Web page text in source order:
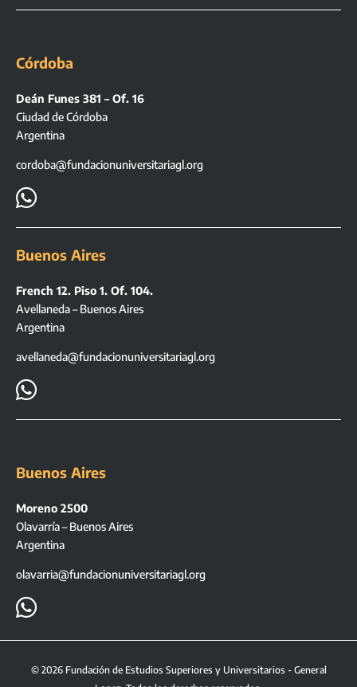
Córdoba
Deán Funes 381 – Of. 16
Ciudad de Córdoba
Argentina
cordoba@fundacionuniversitariagl.org

Buenos Aires
French 12. Piso 1. Of. 104.
Avellaneda – Buenos Aires
Argentina
avellaneda@fundacionuniversitariagl.org

Buenos Aires
Moreno 2500
Olavarría – Buenos Aires
Argentina
olavarria@fundacionuniversitariagl.org

© 2026Fundación de Estudios Superiores y Universitarios - General